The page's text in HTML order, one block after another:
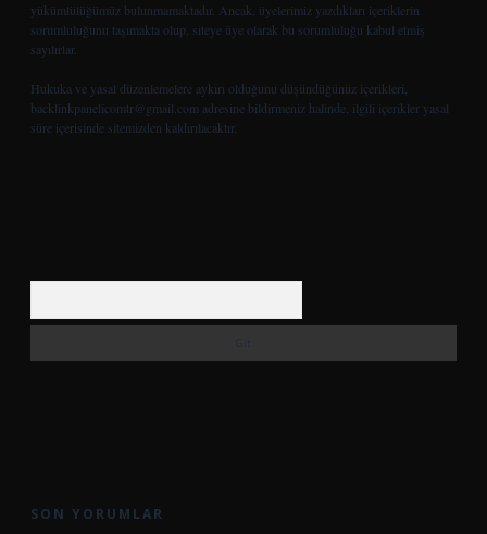
yükümlülüğümüz bulunmamaktadır. Ancak, üyelerimiz yazdıkları içeriklerin
sorumluluğunu taşımakta olup, siteye üye olarak bu sorumluluğu kabul etmiş
sayılırlar.
Hukuka ve yasal düzenlemelere aykırı olduğunu düşündüğünüz içerikleri,
backlinkpanelicomtr@gmail.com adresine bildirmeniz halinde, ilgili içerikler yasal
süre içerisinde sitemizden kaldırılacaktır.
SON YORUMLAR